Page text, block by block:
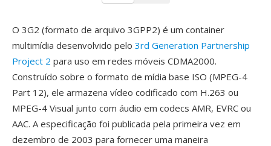
O 3G2 (formato de arquivo 3GPP2) é um container
multimídia desenvolvido pelo 3rd Generation Partnership
Project 2 para uso em redes móveis CDMA2000.
Construído sobre o formato de mídia base ISO (MPEG-4
Part 12), ele armazena vídeo codificado com H.263 ou
MPEG-4 Visual junto com áudio em codecs AMR, EVRC ou
AAC. A especificação foi publicada pela primeira vez em
dezembro de 2003 para fornecer uma maneira